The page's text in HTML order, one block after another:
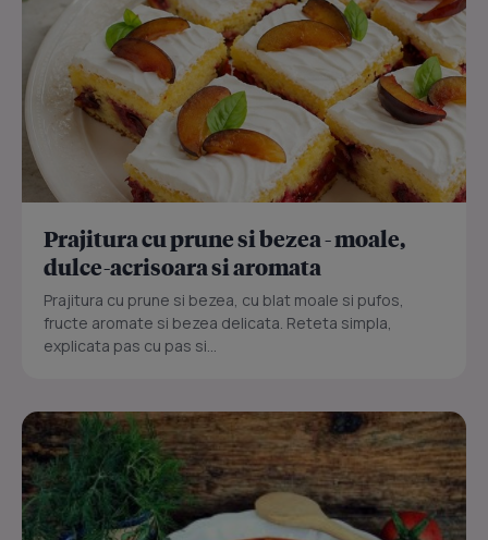
Prajitura cu prune si bezea - moale,
dulce-acrisoara si aromata
Prajitura cu prune si bezea, cu blat moale si pufos,
fructe aromate si bezea delicata. Reteta simpla,
explicata pas cu pas si...